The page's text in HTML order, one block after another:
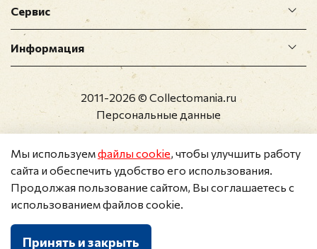
Сервис
Информация
2011-2026 © Collectomania.ru
Персональные данные
Мы используемфайлы cookie, чтобы улучшить работу
сайта и обеспечить удобство его использования.
Продолжая пользование сайтом, Вы соглашаетесь с
использованием файлов cookie.
Принять и закрыть